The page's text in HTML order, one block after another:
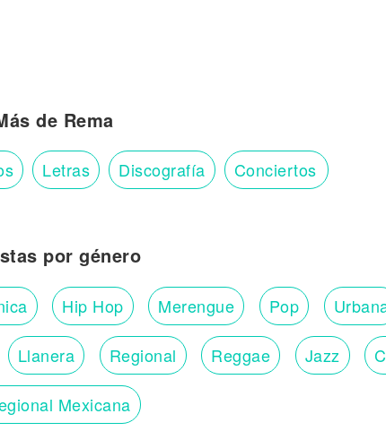
de Rema
Letras Discografía Conciertos
por género
Hip Hop Merengue Pop
Llanera Regional Reggae Jazz
Mexicana